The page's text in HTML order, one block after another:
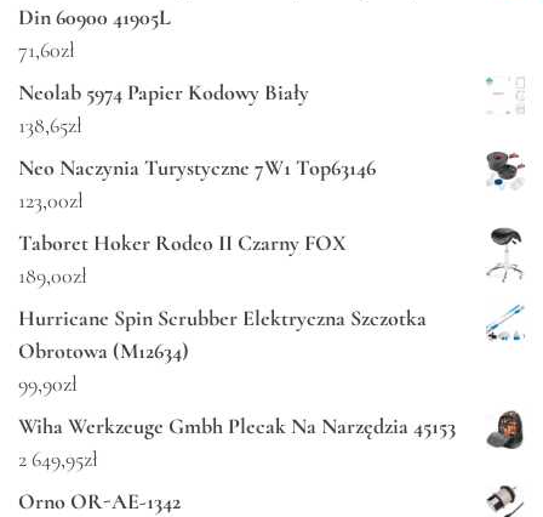
Din 60900 41905L
71,60zł
Neolab 5974 Papier Kodowy Biały
138,65zł
Neo Naczynia Turystyczne 7W1 Top63146
123,00zł
Taboret Hoker Rodeo II Czarny FOX
189,00zł
Hurricane Spin Scrubber Elektryczna Szczotka
Obrotowa (M12634)
99,90zł
Wiha Werkzeuge Gmbh Plecak Na Narzędzia 45153
2 649,95zł
Orno OR-AE-1342